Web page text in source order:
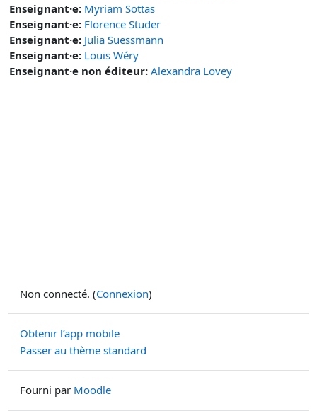
Enseignant·e: Myriam Sottas
Enseignant·e: Florence Studer
Enseignant·e: Julia Suessmann
Enseignant·e: Louis Wéry
Enseignant·e non éditeur: Alexandra Lovey
Non connecté. (Connexion)
Obtenir l’app mobile
Passer au thème standard
Fourni par Moodle